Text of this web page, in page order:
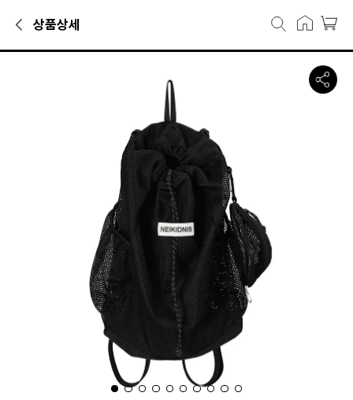
상품상세
이키드니스 ID 패커블 메쉬 백팩 블
팩카테고리에서 만나볼 수 있는 상품으로, 캐리마켓에서 35,900원에